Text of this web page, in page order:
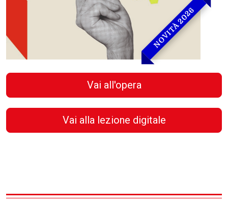
NOVITÀ 2026
Vai all'opera
Vai alla lezione digitale